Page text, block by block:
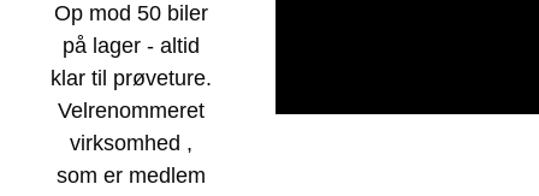
Op mod 50 biler
på lager - altid
klar til prøveture.
Velrenommeret
virksomhed ,
som er medlem